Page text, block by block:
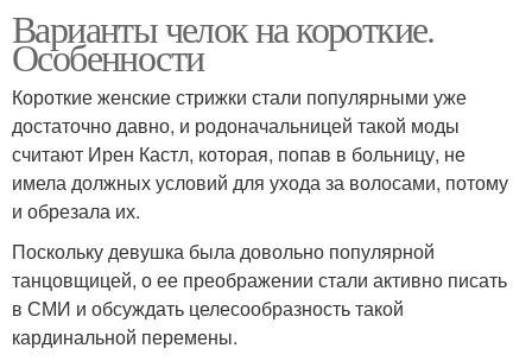
Варианты челок на короткие.
Особенности
Короткие женские стрижки стали популярными уже
достаточно давно, и родоначальницей такой моды
считают Ирен Кастл, которая, попав в больницу, не
имела должных условий для ухода за волосами, потому
и обрезала их.
Поскольку девушка была довольно популярной
танцовщицей, о ее преображении стали активно писать
в СМИ и обсуждать целесообразность такой
кардинальной перемены.